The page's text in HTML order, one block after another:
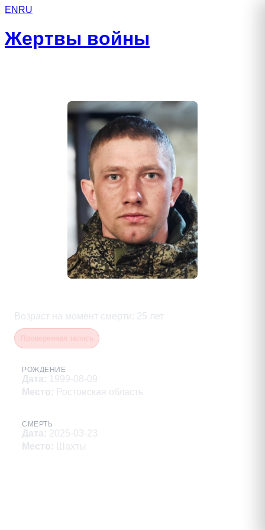
EN RU
Жертвы войны
Возраст на момент смерти : 25 лет
РОЖДЕНИЕ
Дата: 1999-08-09
Место: Ростовская область
СМЕРТЬ
Дата: 2025-03-23
Место: Шахты